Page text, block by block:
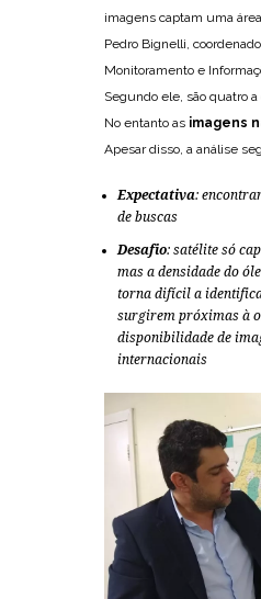
imagens captam uma
Pedro Bignelli,
Monitoramento e
Segundo ele, são quatro
No entanto as imagens
Apesar disso, a análise
Expectativa:
de buscas
Desafio: satélite só
mas a densidade do
torna difícil a
surgirem próximas à
disponibilidade de
internacionais